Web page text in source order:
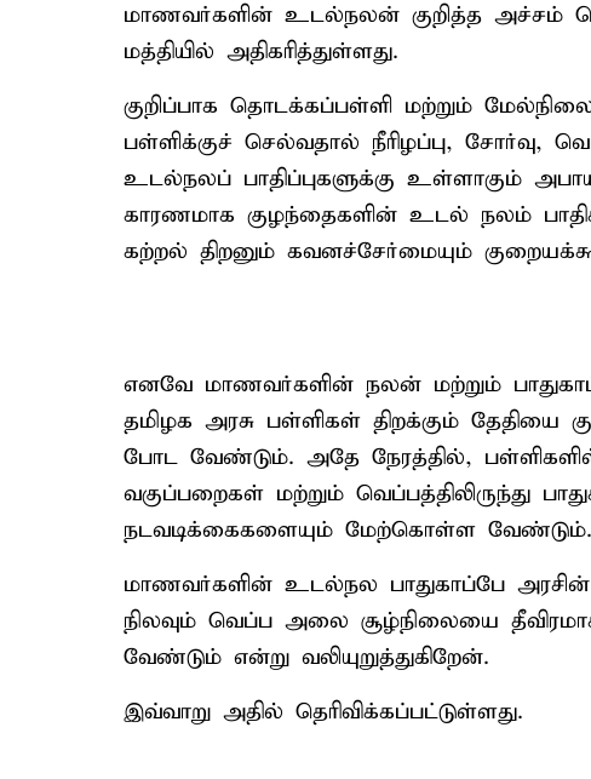
மாணவர்களின் உடல்நலன் குறித்த அச்சம்
மத்தியில் அதிகரித்துள்ளது.
குறிப்பாக தொடக்கப்பள்ளி மற்றும்
பள்ளிக்குச் செல்வதால் நீரிழப்பு, சோர்வு,
உடல்நலப் பாதிப்புகளுக்கு உள்ளாகும்
காரணமாக குழந்தைகளின் உடல் நலம்
கற்றல் திறனும் கவனச்சேர்மையும்
எனவே மாணவர்களின் நலன் மற்றும்
தமிழக அரசு பள்ளிகள் திறக்கும் தேதியை
போட வேண்டும். அதே நேரத்தில்,
வகுப்பறைகள் மற்றும் வெப்பத்திலிருந்து
நடவடிக்கைகளையும் மேற்கொள்ள வேண்டும்.
மாணவர்களின் உடல்நல பாதுகாப்பே
நிலவும் வெப்ப அலை சூழ்நிலையை தீவிரமாக
வேண்டும் என்று வலியுறுத்துகிறேன்.
இவ்வாறு அதில் தெரிவிக்கப்பட்டுள்ளது.